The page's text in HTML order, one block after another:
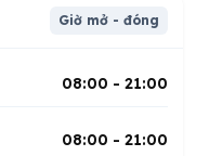
Giờ mở - đóng
08:00 - 21:00
08:00 - 21:00